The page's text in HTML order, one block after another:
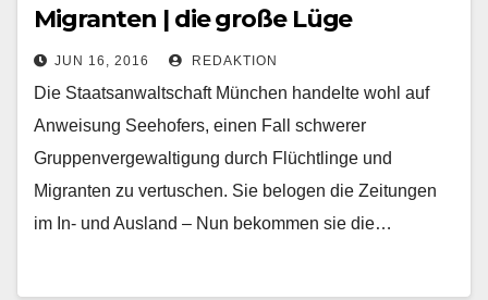
Migranten | die große Lüge
JUN 16, 2016 REDAKTION
Die Staatsanwaltschaft München handelte wohl auf
Anweisung Seehofers, einen Fall schwerer
Gruppenvergewaltigung durch Flüchtlinge und
Migranten zu vertuschen. Sie belogen die Zeitungen
im In- und Ausland – Nun bekommen sie die…